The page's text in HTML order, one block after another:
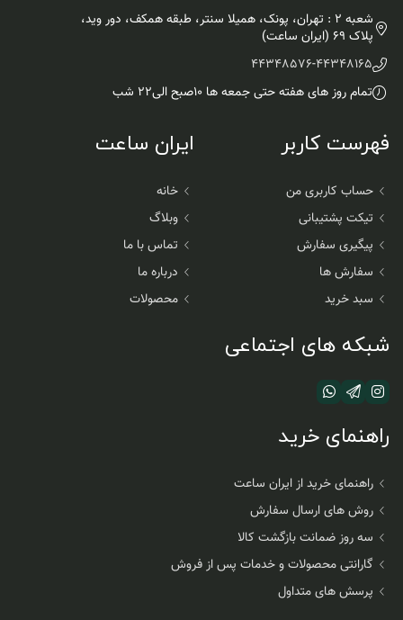
شعبه 2 : تهران، پونک، همیلا سنتر، طبقه همکف، دور وید،
پلاک 69 (ایران ساعت)
44348165
-
44348576
تمام روز های هفته حتی جمعه ها ۱۰صبح الی۲۲ شب
فهرست کاربر
حساب کاربری من
تیکت پشتیبانی
پیگیری سفارش
سفارش ها
سبد خرید
شبکه های اجتماعی
ایران ساعت
خانه
وبلاگ
تماس با ما
درباره ما
محصولات
راهنمای خرید
راهنمای خرید از ایران ساعت
روش های ارسال سفارش
سه روز ضمانت بازگشت کالا
گارانتی محصولات و خدمات پس از فروش
پرسش های متداول